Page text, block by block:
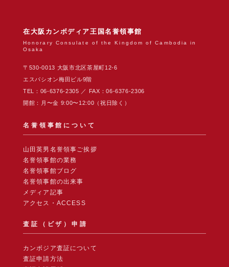
在大阪カンボディア王国名誉領事館
Honorary Consulate of the Kingdom of Cambodia in
Osaka
〒530-0013 大阪市北区茶屋町12-6
エスパシオン梅田ビル9階
TEL：06-6376-2305 ／ FAX：06-6376-2306
開館：月〜金 9:00〜12:00（祝日除く）
名誉領事館について
山田英男名誉領事ご挨拶
名誉領事館の業務
名誉領事館ブログ
名誉領事館の出来事
メディア記事
アクセス・ACCESS
査証（ビザ）申請
カンボジア査証について
査証申請方法